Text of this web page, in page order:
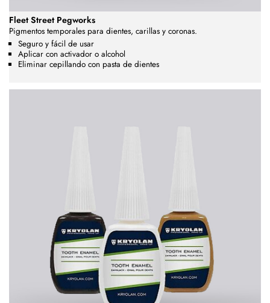
Fleet Street Pegworks
Pigmentos temporales para dientes, carillas y coronas.
Seguro y fácil de usar
Aplicar con activador o alcohol
Eliminar cepillando con pasta de dientes